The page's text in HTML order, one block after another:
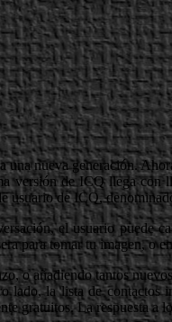
nueva generación.
versión de ICQ llega con
usuario de ICQ,
el usuario puede
para tomar tu imagen, o
o añadiendo tantos
la lista de
gratuitos. La respuesta a